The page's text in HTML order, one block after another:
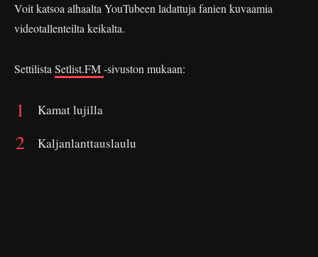
Voit katsoa alhaalta YouTubeen ladattuja fanien kuvaamia
videotallenteilta keikalta.
Settilista Setlist.FM-sivuston mukaan:
Kamat lujilla
Kaljanlanttauslaulu